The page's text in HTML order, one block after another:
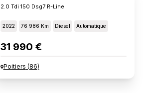
2.0 Tdi 150 Dsg7 R-Line
2022 76 986 Km Diesel Automatique
31 990 €
Poitiers (86)